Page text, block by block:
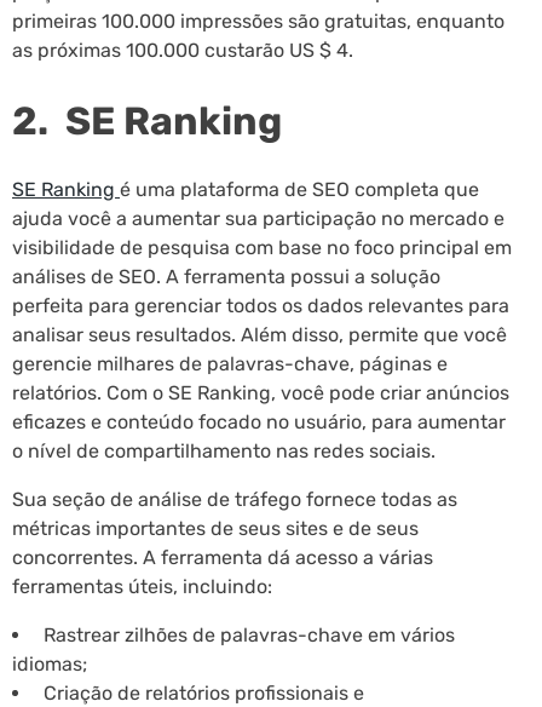
primeiras 100.000 impressões são gratuitas, enquanto
as próximas 100.000 custarão US $ 4.
2. SE Ranking
SE Ranking é uma plataforma de SEO completa que
ajuda você a aumentar sua participação no mercado e
visibilidade de pesquisa com base no foco principal em
análises de SEO. A ferramenta possui a solução
perfeita para gerenciar todos os dados relevantes para
analisar seus resultados. Além disso, permite que você
gerencie milhares de palavras-chave, páginas e
relatórios. Com o SE Ranking, você pode criar anúncios
eficazes e conteúdo focado no usuário, para aumentar
o nível de compartilhamento nas redes sociais.
Sua seção de análise de tráfego fornece todas as
métricas importantes de seus sites e de seus
concorrentes. A ferramenta dá acesso a várias
ferramentas úteis, incluindo:
Rastrear zilhões de palavras-chave em vários
idiomas;
Criação de relatórios profissionais e